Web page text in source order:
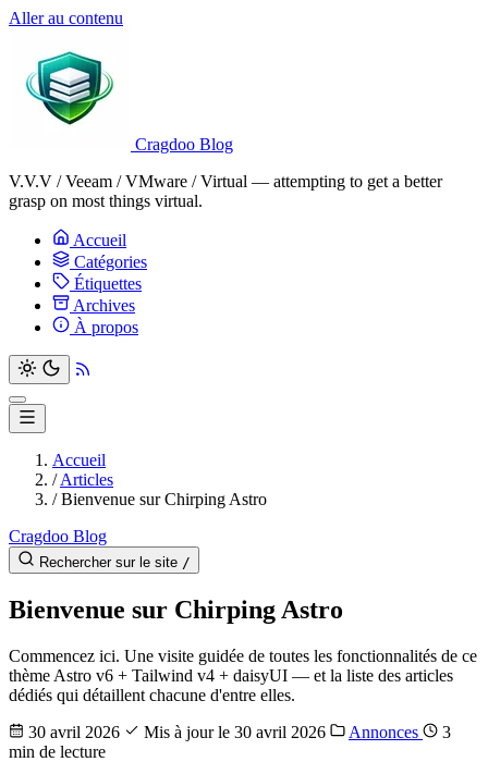
Aller au contenu
Cragdoo Blog
V.V.V / Veeam / VMware / Virtual — attempting to get a better
grasp on most things virtual.
Accueil
Catégories
Étiquettes
Archives
À propos
Accueil
/Articles
/Bienvenue sur Chirping Astro
Cragdoo Blog
Rechercher sur le site /
Bienvenue sur Chirping Astro
Commencez ici. Une visite guidée de toutes les fonctionnalités de ce
thème Astro v6 + Tailwind v4 + daisyUI — et la liste des articles
dédiés qui détaillent chacune d'entre elles.
30 avril 2026
Mis à jour le 30 avril 2026 Annonces
3
min de lecture